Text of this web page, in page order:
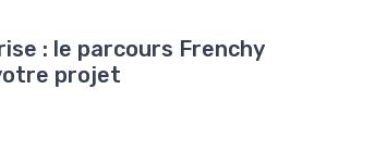
: le parcours Frenchy
projet